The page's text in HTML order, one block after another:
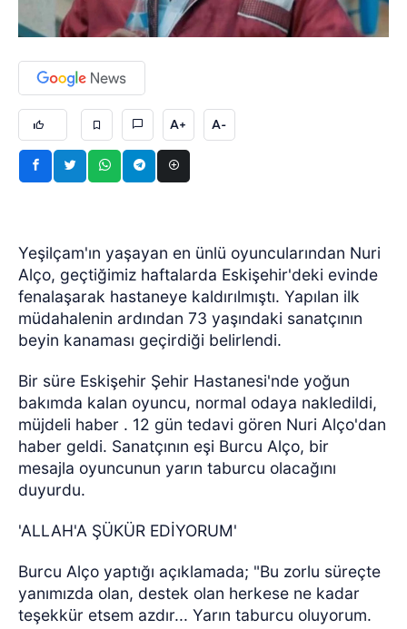
A+ A-
Yeşilçam'ın yaşayan en ünlü oyuncularından Nuri
Alço, geçtiğimiz haftalarda Eskişehir'deki evinde
fenalaşarak hastaneye kaldırılmıştı. Yapılan ilk
müdahalenin ardından 73 yaşındaki sanatçının
beyin kanaması geçirdiği belirlendi.
Bir süre Eskişehir Şehir Hastanesi'nde yoğun
bakımda kalan oyuncu, normal odaya nakledildi,
müjdeli haber . 12 gün tedavi gören Nuri Alço'dan
haber geldi. Sanatçının eşi Burcu Alço, bir
mesajla oyuncunun yarın taburcu olacağını
duyurdu.
'ALLAH'A ŞÜKÜR EDİYORUM'
Burcu Alço yaptığı açıklamada; "Bu zorlu süreçte
yanımızda olan, destek olan herkese ne kadar
teşekkür etsem azdır... Yarın taburcu oluyorum.